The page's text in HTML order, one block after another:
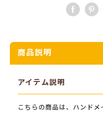
商品説明
アイテム説明
こちらの商品は、ハンド